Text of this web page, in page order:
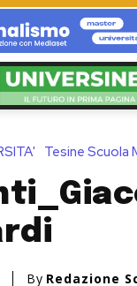
Tesine Scuola
By Redazione